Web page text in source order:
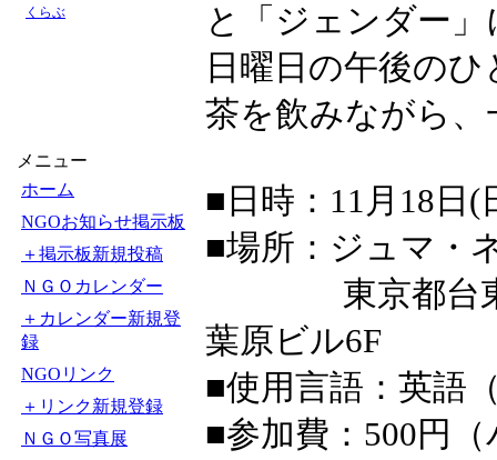
くらぶ
メニュー
ホーム
NGOお知らせ掲示板
＋掲示板新規投稿
ＮＧＯカレンダー
＋カレンダー新規登
録
NGOリンク
＋リンク新規登録
ＮＧＯ写真展
と「ジェンダー
日曜日の午後の
茶を飲みながら
■日時：11月18日
■場所：ジュマ・
東京都台東区
葉原ビル6F
■使用言語：英語
■参加費：500円